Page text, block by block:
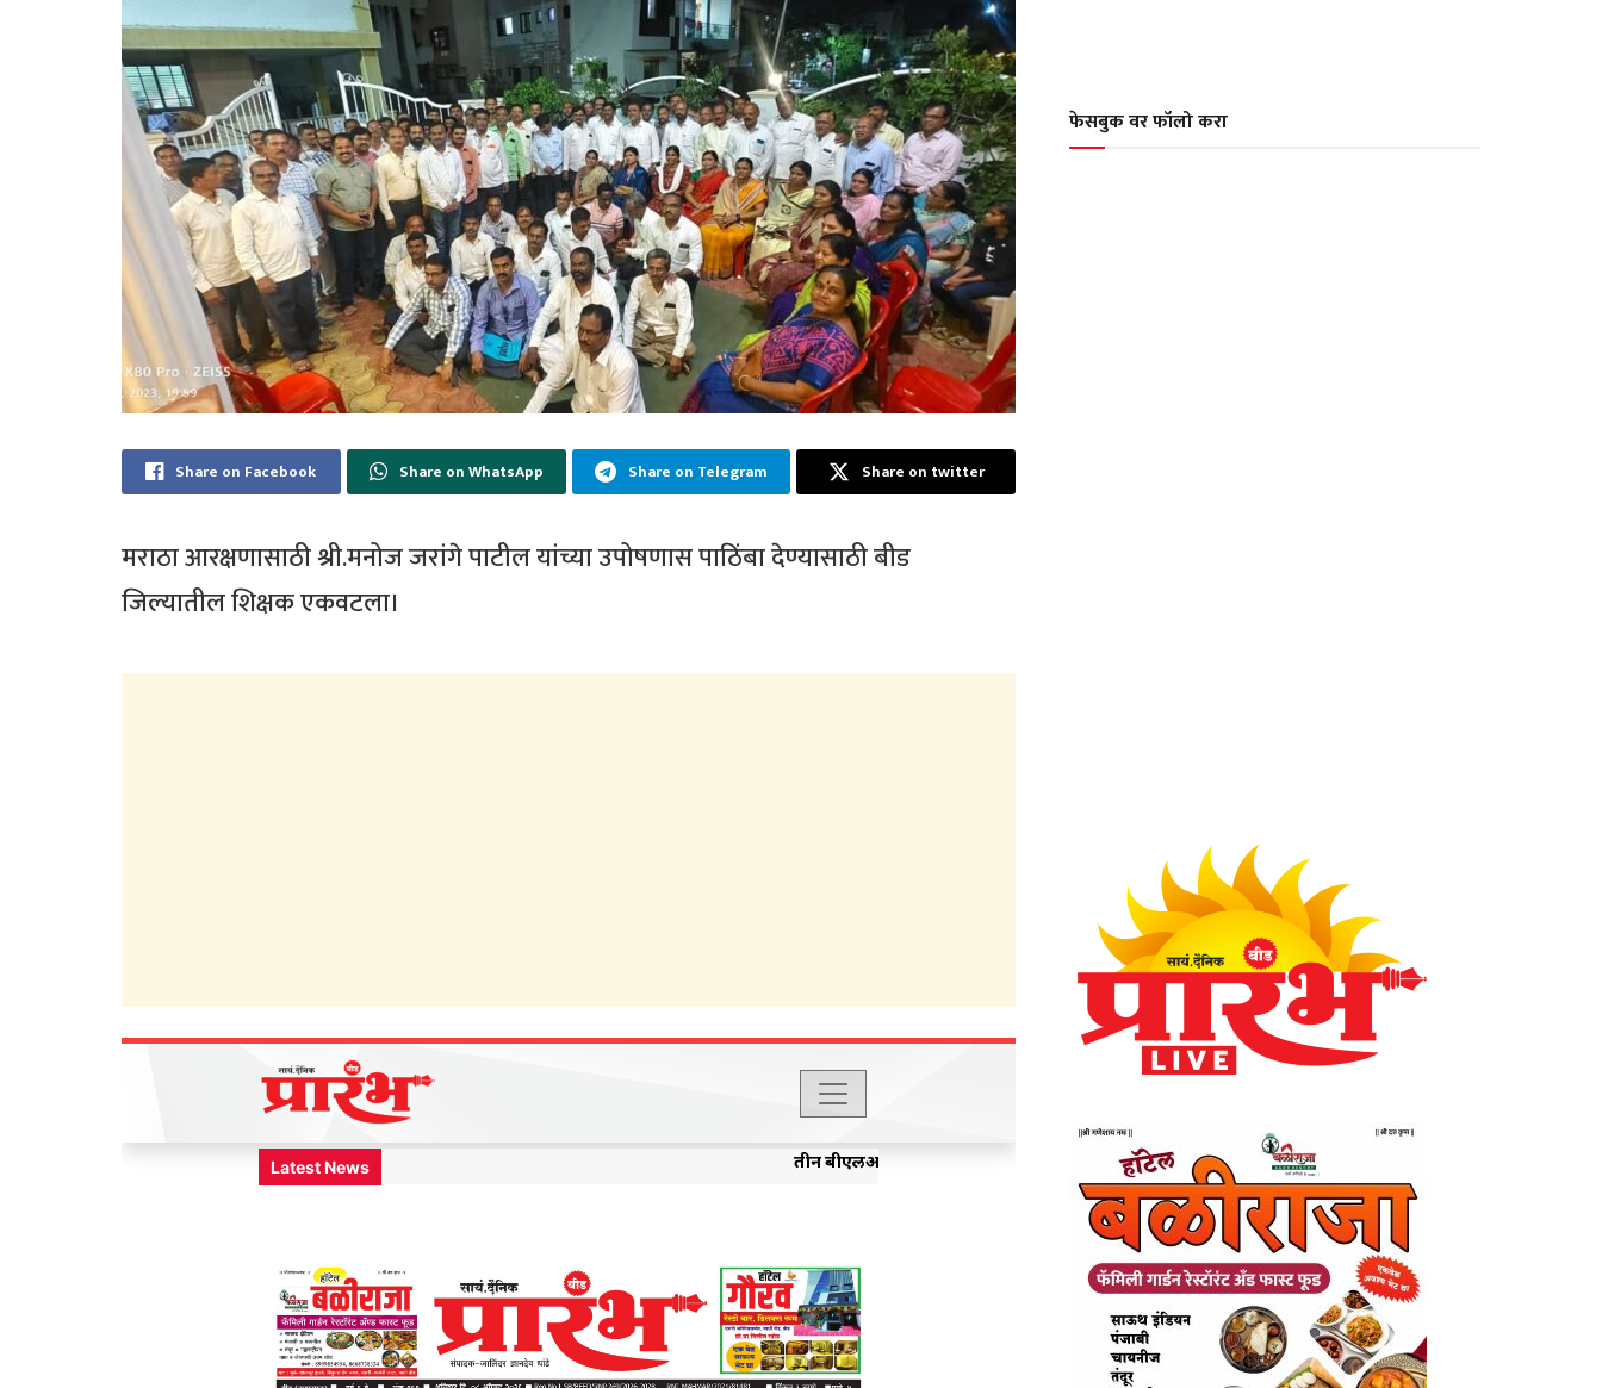
Share on Facebook Share on WhatsApp Share on Telegram Share on twitter
मराठा आरक्षणासाठी श्री.मनोज जरांगे पाटील यांच्या उपोषणास पाठिंबा देण्यासाठी बीड
जिल्यातील शिक्षक एकवटला।
फेसबुक वर फॉलो करा